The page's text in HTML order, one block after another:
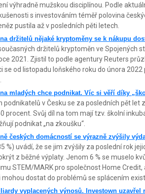
výhradně mužskou disciplínou. Podle
s investováním téměř polovina
pustila až v posledních pěti letech.
držitelů nějaké kryptoměny se k nákupu
držitelů kryptoměn ve Spojených
2021. Zjistil to podle agentury Reuters
se od listopadu loňského roku do února
mladých chce podnikat. Víc si věří díky
podnikatelů v Česku se za posledních pět let
procent. Svůj díl na tom mají tzv. školní
podnikat „na zkoušku“.
českých domácností se výrazně zvýšily
%) uvádí, že se jim zvýšily za poslední rok
z běžné výplaty. Jenom 6 % se muselo
STEM/MARK pro společnost Home Credit,
dostat do problémů se splácením
vyplacených výnosů. Investown uzavřel